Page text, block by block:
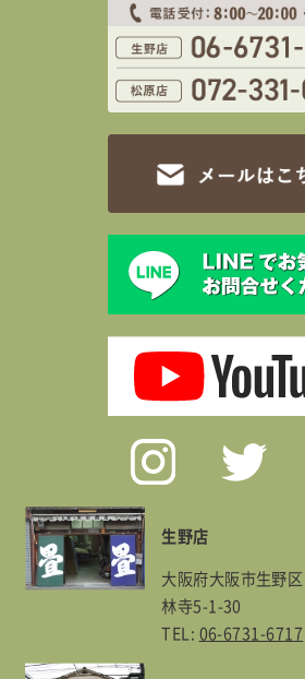
生野店
大阪府大阪市生野区
林寺5-1-30
TEL: 06-6731-6717